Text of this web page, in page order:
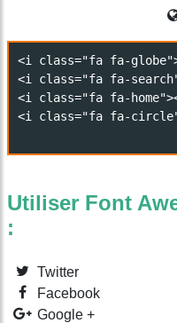
Utiliser Font
:
Twitter
Facebook
Google +